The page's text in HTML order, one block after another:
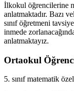
İlkokul öğrencilerine
anlatmaktadır. Bazı
sınıf öğretmeni
inmede
anlatmaktayız.
Ortaokul
5. sınıf matematik